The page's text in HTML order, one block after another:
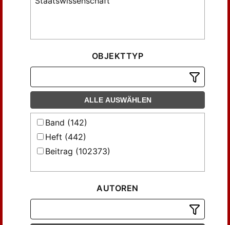
OBJEKTTYP
ALLE AUSWÄHLEN
Band (142)
Heft (442)
Beitrag (102373)
AUTOREN